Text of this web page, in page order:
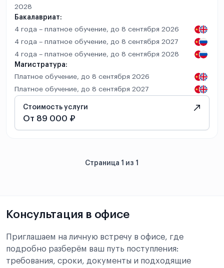
2028
Бакалавриат:
4 года – платное обучение, до 8 сентября 2026
4 года – платное обучение, до 8 сентября 2027
4 года – платное обучение, до 8 сентября 2028
Магистратура:
Платное обучение, до 8 сентября 2026
Платное обучение, до 8 сентября 2027
Стоимость услуги
От 89 000 ₽
Страница 1 из 1
Консультация в офисе
Приглашаем на личную встречу в офисе, где
подробно разберём ваш путь поступления:
требования, сроки, документы и подходящие